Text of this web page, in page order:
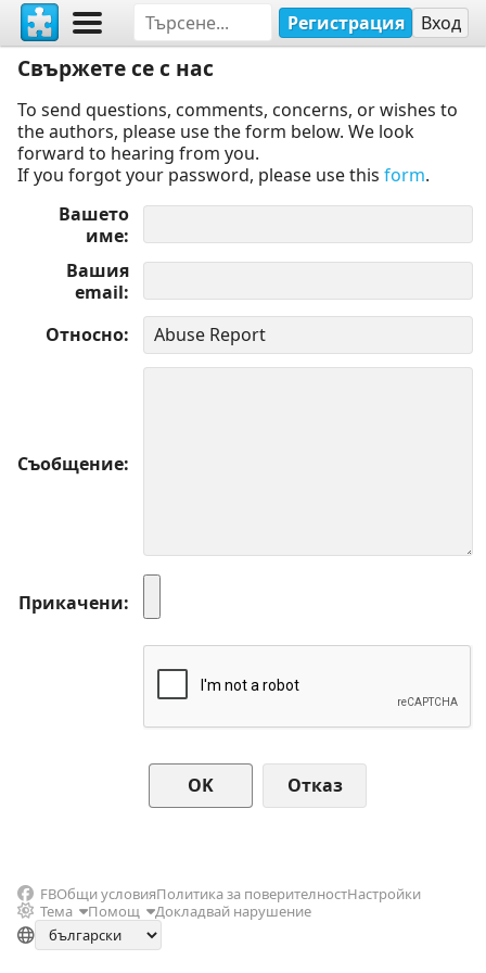
Регистрация Вход
Свържете се с нас
To send questions, comments, concerns, or wishes to
the authors, please use the form below. We look
forward to hearing from you.
If you forgot your password, please use this form.
Вашето
име
Вашия
email
Относно
Съобщение
Прикачени
Отказ
FBОбщи условияПолитика за поверителностНастройки
Тема
Помощ Докладвай нарушение